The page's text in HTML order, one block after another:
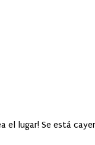
el lugar! Se está